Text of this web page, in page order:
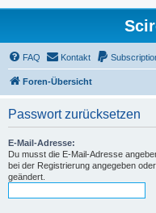
FAQ Kontakt
Foren-Übersicht
Passwort zurücksetzen
E-Mail-Adresse:
Du musst die E-Mail-Adresse
bei der Registrierung angegeben
geändert.